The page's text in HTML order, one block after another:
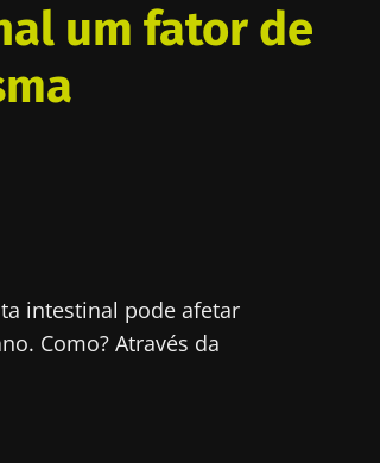
um fator de
intestinal pode afetar
Como? Através da